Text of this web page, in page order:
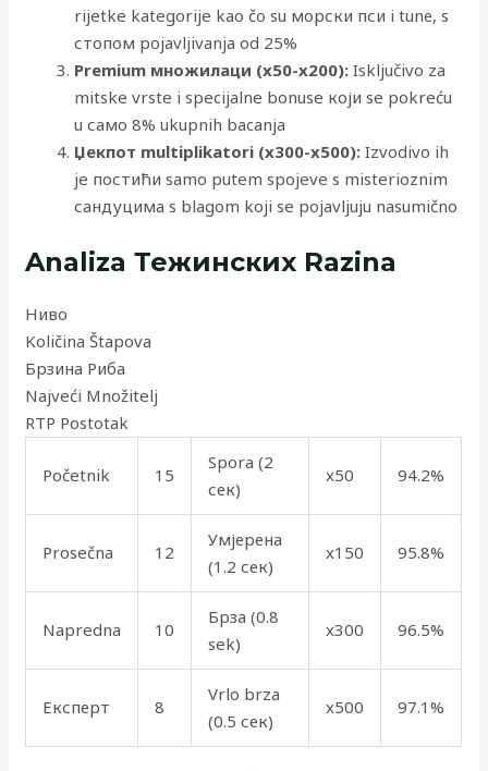
rijetke kategorije kao čo su морски пси i tunе, s
стопом pojavljivanja od 25%
Premium множилаци (x50-x200): Isključivo za
mitske vrste i specijalne bonuse који se pokreću
u само 8% ukupnih bacanja
Џекпот multiplikatori (x300-x500): Izvodivo ih
je постићи samo putem spojeve s misterioznim
сандуцима s blagom koji se pojavljuju nasumično
Analiza Тежинских Razina
Ниво
Količina Štapova
Брзина Риба
Najveći Množitelj
RTP Postotak
Početnik 15
Spora (2
сек)
x50 94.2%
Prosečna 12
Умјерена
(1.2 сек)
x150 95.8%
Napredna 10
Брза (0.8
sek)
x300 96.5%
Експерт 8
Vrlo brza
(0.5 сек)
x500 97.1%